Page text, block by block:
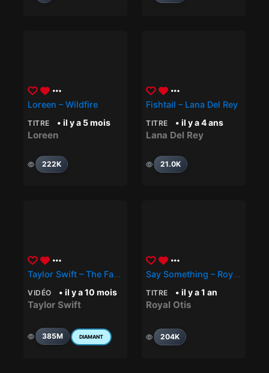
Loreen – Wildfire
TITRE • il y a 5 mois
Loreen
222K
Fishtail – Lana Del Rey
TITRE • il y a 4 ans
Lana Del Rey
21.0K
Taylor Swift – The Fate Of Ophelia
VIDÉO • il y a 10 mois
Taylor Swift
385M DIAMANT
Say Something – Royal Otis
TITRE • il y a 1 an
Royal Otis
204K